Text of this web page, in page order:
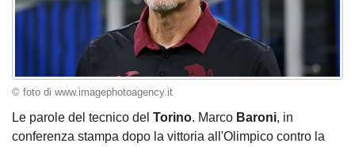
© foto di www.imagephotoagency.it
Le parole del tecnico del Torino. Marco Baroni, in
conferenza stampa dopo la vittoria all'Olimpico contro la